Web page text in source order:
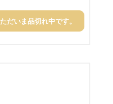
ただいま品切れ中です。